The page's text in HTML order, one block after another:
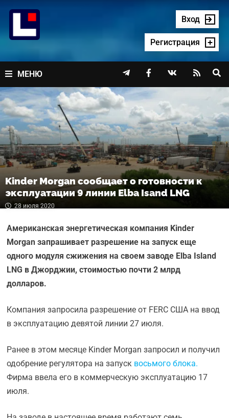
содержимому
Вход
Регистрация
МЕНЮ    
Kinder Morgan сообщает о готовности к
эксплуатации 9 линии Elba Isand LNG
28 июля 2020
Американская энергетическая компания Kinder
Morgan запрашивает разрешение на запуск еще
одного модуля сжижения на своем заводе Elba Island
LNG в Джорджии, стоимостью почти 2 млрд
долларов.
Компания запросила разрешение от FERC США на ввод
в эксплуатацию девятой линии 27 июля.
Ранее в этом месяце Kinder Morgan запросил и получил
одобрение регулятора на запуск восьмого блока.
Фирма ввела его в коммерческую эксплуатацию 17
июля.